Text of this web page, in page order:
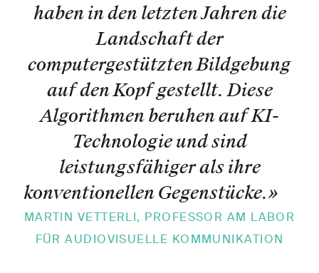
haben in den letzten Jahren die
Landschaft der
computergestützten Bildgebung
auf den Kopf gestellt. Diese
Algorithmen beruhen auf KI-
Technologie und sind
leistungsfähiger als ihre
konventionellen Gegenstücke.»
MARTIN VETTERLI, PROFESSOR AM LABOR
FÜR AUDIOVISUELLE KOMMUNIKATION